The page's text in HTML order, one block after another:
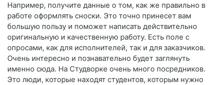
Например, получите данные о том, как же правильно в
работе оформлять сноски. Это точно принесет вам
большую пользу и поможет написать действительно
оригинальную и качественную работу. Есть поле с
опросами, как для исполнителей, так и для заказчиков.
Очень интересно и познавательно будет заглянуть
именно сюда. На Студворке очень много посредников.
Это люди, которые находят студентов, которым нужно